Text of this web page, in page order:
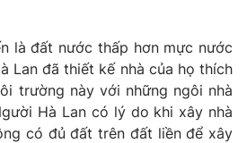
là đất nước thấp hơn mực nước
Lan đã thiết kế nhà của họ thích
trường này với những ngôi nhà
Hà Lan có lý do khi xây nhà
có đủ đất trên đất liền để xây